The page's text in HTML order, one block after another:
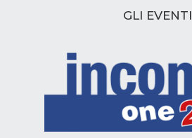
GLI EVENTI